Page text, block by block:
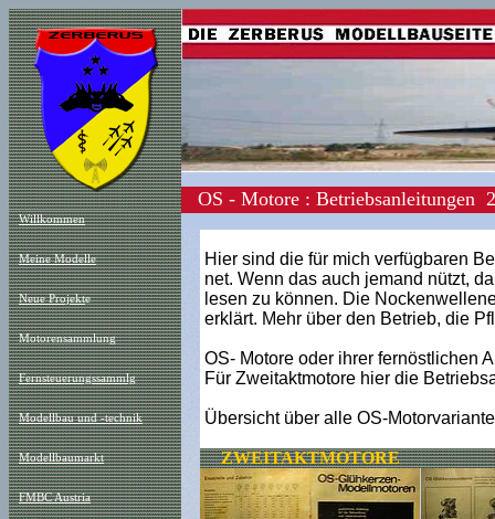
Willkommen
Meine Modelle
Neue Projekte
Motorensammlung
Fernsteuerungssammlg
Modellbau und -technik
Modellbaumarkt
FMBC Austria
OS - Motore : Betriebsanleitungen
Hier sind die für mich verfügbaren
net. Wenn das auch jemand nützt,
lesen zu können. Die
erklärt. Mehr über den Betrieb, die
OS- Motore oder ihrer
Für Zweitaktmotore hier die
Übersicht über alle OS-
ZWEITAKTMOTORE